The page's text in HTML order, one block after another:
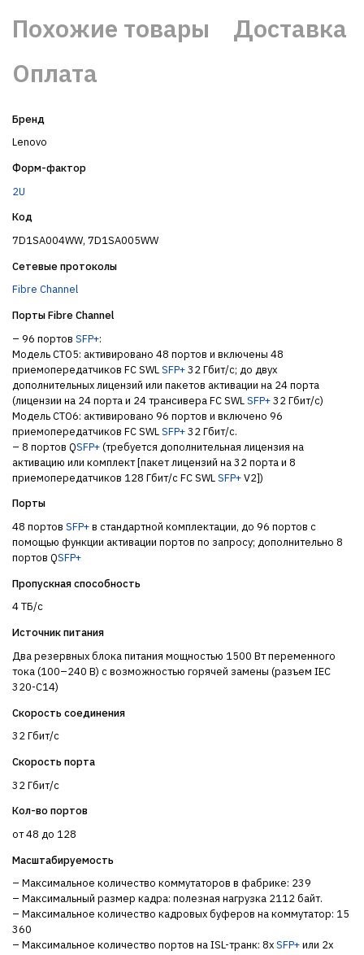
Похожие товары
Доставка
Оплата
Бренд
Lenovo
Форм-фактор
2U
Код
7D1SA004WW, 7D1SA005WW
Сетевые протоколы
Fibre Channel
Порты Fibre Channel
– 96 портов SFP+:
Модель CTO5: активировано 48 портов и включены 48
приемопередатчиков FC SWLSFP+32 Гбит/с; до двух
дополнительных лицензий или пакетов активации на 24 порта
(лицензии на 24 порта и 24 трансивера FC SWLSFP+32 Гбит/с)
Модель CTO6: активировано 96 портов и включено 96
приемопередатчиков FC SWLSFP+32 Гбит/с.
– 8 портов QSFP+(требуется дополнительная лицензия на
активацию или комплект [пакет лицензий на 32 порта и 8
приемопередатчиков 128 Гбит/с FC SWLSFP+V2])
Порты
48 портов SFP+в стандартной комплектации, до 96 портов с
помощью функции активации портов по запросу; дополнительно 8
портов QSFP+
Пропускная способность
4 ТБ/с
Источник питания
Два резервных блока питания мощностью 1500 Вт переменного
тока (100–240 В) с возможностью горячей замены (разъем IEC
320-C14)
Скорость соединения
32 Гбит/с
Скорость порта
32 Гбит/с
Кол-во портов
от 48 до 128
Масштабируемость
– Максимальное количество коммутаторов в фабрике: 239
– Максимальный размер кадра: полезная нагрузка 2112 байт.
– Максимальное количество кадровых буферов на коммутатор: 15
360
– Максимальное количество портов на ISL-транк: 8xSFP+или 2x